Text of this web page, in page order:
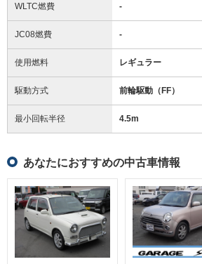
WLTC燃費 -
JC08燃費 -
使用燃料 レギュラー
駆動方式 前輪駆動（FF）
最小回転半径 4.5m
あなたにおすすめの中古車情報